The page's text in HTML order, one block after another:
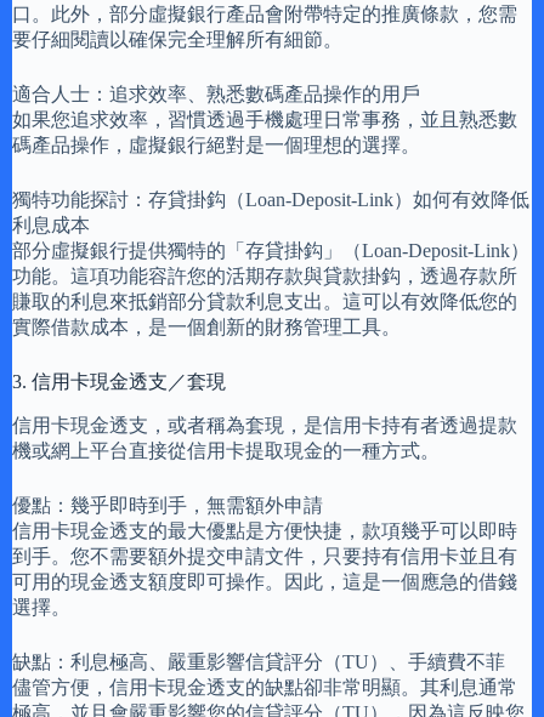
口。此外，部分虛擬銀行產品會附帶特定的推廣條款，您需
要仔細閱讀以確保完全理解所有細節。
適合人士：追求效率、熟悉數碼產品操作的用戶
如果您追求效率，習慣透過手機處理日常事務，並且熟悉數
碼產品操作，虛擬銀行絕對是一個理想的選擇。
獨特功能探討：存貸掛鈎（Loan-Deposit-Link）如何有效降低
利息成本
部分虛擬銀行提供獨特的「存貸掛鈎」（Loan-Deposit-Link）
功能。這項功能容許您的活期存款與貸款掛鈎，透過存款所
賺取的利息來抵銷部分貸款利息支出。這可以有效降低您的
實際借款成本，是一個創新的財務管理工具。
3. 信用卡現金透支／套現
信用卡現金透支，或者稱為套現，是信用卡持有者透過提款
機或網上平台直接從信用卡提取現金的一種方式。
優點：幾乎即時到手，無需額外申請
信用卡現金透支的最大優點是方便快捷，款項幾乎可以即時
到手。您不需要額外提交申請文件，只要持有信用卡並且有
可用的現金透支額度即可操作。因此，這是一個應急的借錢
選擇。
缺點：利息極高、嚴重影響信貸評分（TU）、手續費不菲
儘管方便，信用卡現金透支的缺點卻非常明顯。其利息通常
極高，並且會嚴重影響您的信貸評分（TU），因為這反映您